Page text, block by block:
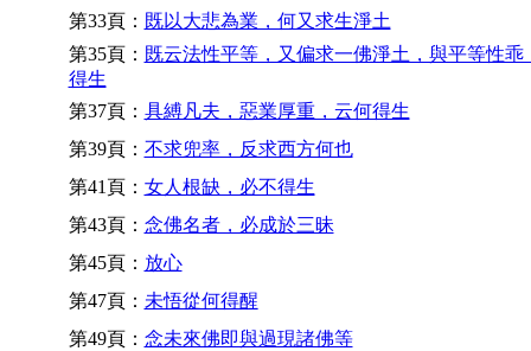
第33頁： 既以大悲為業，何又求生淨土
第35頁： 既云法性平等，又偏求一佛淨土，與平等性乖
得生
第37頁： 具縛凡夫，惡業厚重，云何得生
第39頁： 不求兜率，反求西方何也
第41頁： 女人根缺，必不得生
第43頁： 念佛名者，必成於三昧
第45頁： 放心
第47頁： 未悟從何得醒
第49頁： 念未來佛即與過現諸佛等